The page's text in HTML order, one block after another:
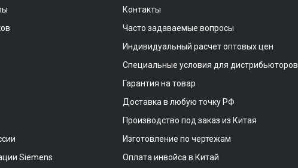
Siemens
Контакты
Часто задаваемые вопросы
Индивидуальный расчет оптовых цен
Специальные условия для дистрибьюторов
Гарантия на товар
Доставка в любую точку РФ
Производство под заказ из Китая
Изготовление по чертежам
Оплата инвойса в Китай